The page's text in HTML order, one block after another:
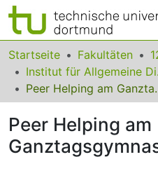
Bereiche & Sammlungen
Das gesamte Repositorium
FAQ
Startseite Fakultäten
Peer
Peer Helping am